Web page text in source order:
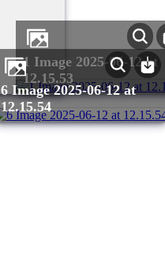
1 Image 2025-06-12 at
12.15.53
6 Image 2025-06-12 at
12.15.54